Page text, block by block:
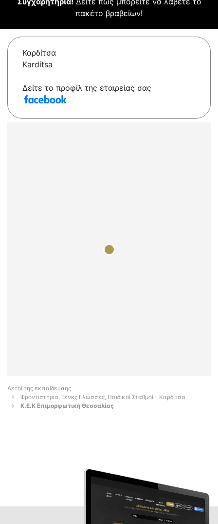
πακέτο βραβείων!
Καρδίτσα
Kardítsa
Δείτε το προφίλ της εταιρείας σας
Αετοί της εκπαίδευσης
Φροντιστήρια, Ξένες Γλώσσες, Παιδικοί Σταθμοί - Καρδίτσα
Κ.Ε.Κ Επιμορφωτική Θεσσαλίας